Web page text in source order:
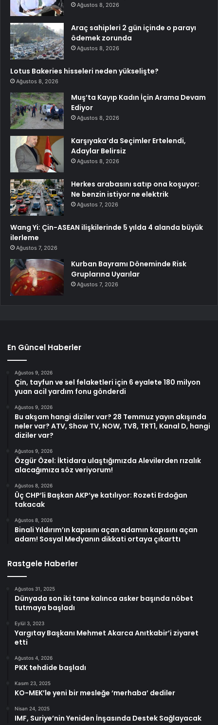
Ağustos 8, 2026
Araç sahipleri 2 gün içinde o parayı
ödemek zorunda
Ağustos 8, 2026
Lotus Bakeries hisseleri neden yükselişte?
Ağustos 8, 2026
Muş’ta Kayıp Kadın İçin Arama Devam
Ediyor
Ağustos 8, 2026
Karşıyaka’da Seçimler Ertelendi,
Adaylar Belirsiz
Ağustos 8, 2026
Herkes arabasını satıp ona koşuyor:
Ne benzin istiyor ne elektrik
Ağustos 7, 2026
Wang Yi: Çin-ASEAN ilişkilerinde 5 yılda 4 alanda büyük
ilerleme
Ağustos 7, 2026
Kurban Bayramı Döneminde Risk
Gruplarına Uyarılar
Ağustos 7, 2026
En Güncel Haberler
Ağustos 9, 2026
Çin, tayfun ve sel felaketleri için 6 eyalete 180 milyon
yuan acil yardım fonu gönderdi
Ağustos 9, 2026
Bu akşam hangi diziler var? 28 Temmuz yayın akışında
neler var? ATV, Show TV, NOW, TV8, TRT1, Kanal D, hangi
diziler var?
Ağustos 9, 2026
Özgür Özel: İktidara ulaştığımızda Alevilerden rızalık
alacağımıza söz veriyorum!
Ağustos 8, 2026
Üç CHP’li Başkan AKP’ye katılıyor: Rozeti Erdoğan
takacak
Ağustos 8, 2026
Binali Yıldırım’ın kapısını açan adamın kapısını açan
adam! Sosyal Medyanın dikkati ortaya çıkarttı
Rastgele Haberler
Ağustos 31, 2025
Dünyada son iki tane kalınca asker başında nöbet
tutmaya başladı
Eylül 3, 2023
Yargıtay Başkanı Mehmet Akarca Anıtkabir’i ziyaret
etti
Ağustos 4, 2026
PKK tehdide başladı
Kasım 23, 2025
KO-MEK’le yeni bir mesleğe ‘merhaba’ dediler
Nisan 24, 2025
IMF, Suriye’nin Yeniden İnşasında Destek Sağlayacak